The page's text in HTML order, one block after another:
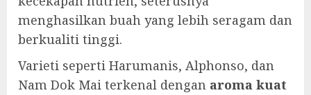
menghasilkan buah yang lebih seragam dan
berkualiti tinggi.
Varieti seperti Harumanis, Alphonso, dan
Nam Dok Mai terkenal dengan aroma kuat